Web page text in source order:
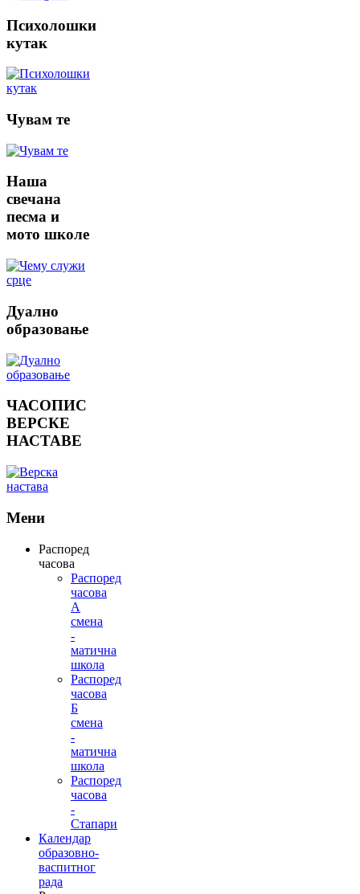
Психолошки
кутак
Чувам те
Наша
свечана
песма и
мото школе
Дуално
образовање
ЧАСОПИС
ВЕРСКЕ
НАСТАВЕ
Мени
Распоред
часова
Распоред
часова
А
смена
-
матична
школа
Распоред
часова
Б
смена
-
матична
школа
Распоред
часова
-
Стапари
Календар
образовно-
васпитног
рада